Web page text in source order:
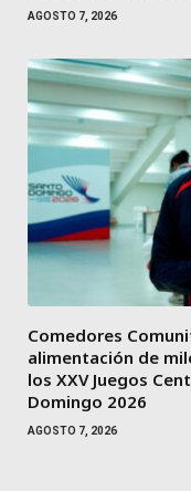
AGOSTO 7, 2026
Comedores
alimentación de
los XXV Juegos
Domingo 2026
AGOSTO 7, 2026